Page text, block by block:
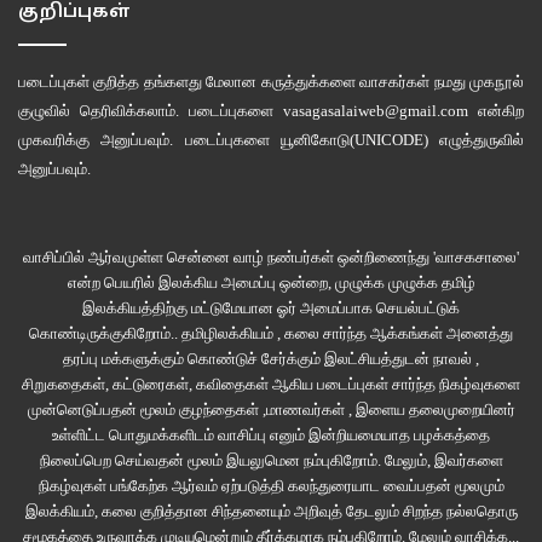
வேலைக்காவது போய்விடுவேன் என்று குறிப்பிட்டார்.
மிக நல்ல மதிப்பெண்கள் கிட்டின. வீடோ படிப்பை நிறுத்தத் துடித்தது.
அழுது, ரகளை செய்து, பட்டினி கிடந்து லட்சுமி ஆத்தாவின் ஆதரவைப் பெற்று
கும்பகோணம் அரசுக் கல்லூரியில் சேர விண்ணப்பித்தார். கணிதப் பிரிவில்
கல்லூரியில் செய்முறை வகுப்புகளுக்கு வசதியில்லை. தொடக்க காலம். ஆடவர்
கல்லூரிக்குத்தான் செல்ல வேண்டும். மோகனாவின் DISSECTION
சோதனைகள் எல்லோரையும்விடச் சிறப்பாக இருந்ததாகப் பாராட்டு கிடைத்தது.
பள்ளியில் படிக்கும்போதே ஆங்கிலவழிக் கல்விக்கு மாறியது சற்று கடினமாக
இருந்தது.கல்லூரி காலத்தில் ஒரே அறைத் தோழிகளான அறிவுக்கொடி,
சாவித்திரி, மோகனா எல்லோருக்குமே ஆங்கிலம் பிரச்னையாகத்தான்
இருந்தது.எனவே தோழியர் எடுத்த தீர்மானம் – அறைக்குள் ஆங்கிலத்தில்தான்
பேச வேண்டும். ஒரு தப்புக்கு பத்து பைசா தண்டம் கட்ட வேண்டும்.
குறிப்புகள்
படைப்புகள் குறித்த தங்களது மேலான கருத்துக்களை வாசகர்கள் நமது முகநூல்
குழுவில் தெரிவிக்கலாம். படைப்புகளை vasagasalaiweb@gmail.com என்கிற
முகவரிக்கு அனுப்பவும். படைப்புகளை யூனிகோடு(UNICODE)எழுத்துருவில்
அனுப்பவும்.
வாசிப்பில் ஆர்வமுள்ள சென்னை வாழ் நண்பர்கள் ஒன்றிணைந்து 'வாசகசாலை'
என்ற பெயரில் இலக்கிய அமைப்பு ஒன்றை, முழுக்க முழுக்க தமிழ்
இலக்கியத்திற்கு மட்டுமேயான ஓர் அமைப்பாக செயல்பட்டுக்
கொண்டிருக்குகிறோம்.. தமிழிலக்கியம் , கலை சார்ந்த ஆக்கங்கள் அனைத்து
தரப்பு மக்களுக்கும் கொண்டுச் சேர்க்கும் இலட்சியத்துடன் நாவல் ,
சிறுகதைகள், கட்டுரைகள், கவிதைகள் ஆகிய படைப்புகள் சார்ந்த நிகழ்வுகளை
முன்னெடுப்பதன் மூலம் குழந்தைகள் ,மாணவர்கள் , இளைய தலைமுறையினர்
உள்ளிட்ட பொதுமக்களிடம் வாசிப்பு எனும் இன்றியமையாத பழக்கத்தை
நிலைப்பெற செய்வதன் மூலம் இயலுமென நம்புகிறோம். மேலும், இவர்களை
நிகழ்வுகள் பங்கேற்க ஆர்வம் ஏற்படுத்தி கலந்துரையாட வைப்பதன் மூலமும்
இலக்கியம், கலை குறித்தான சிந்தனையும் அறிவுத் தேடலும் சிறந்த நல்லதொரு
சமூகத்தை உருவாக்க முடியுமென்றும் தீர்க்கமாக நம்புகிறோம். மேலும் வாசிக்க...